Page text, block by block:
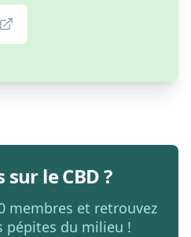
le CBD ?
membres et retrouvez
pépites du milieu !